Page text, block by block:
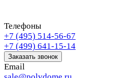
Телефоны
+7 (495) 514-56-67
+7 (499) 641-15-14
Заказать звонок
Email